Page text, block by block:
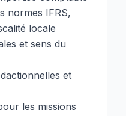
normes IFRS,
locale
et sens du
et
les missions